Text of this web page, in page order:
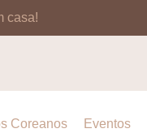
casa!
Coreanos Eventos